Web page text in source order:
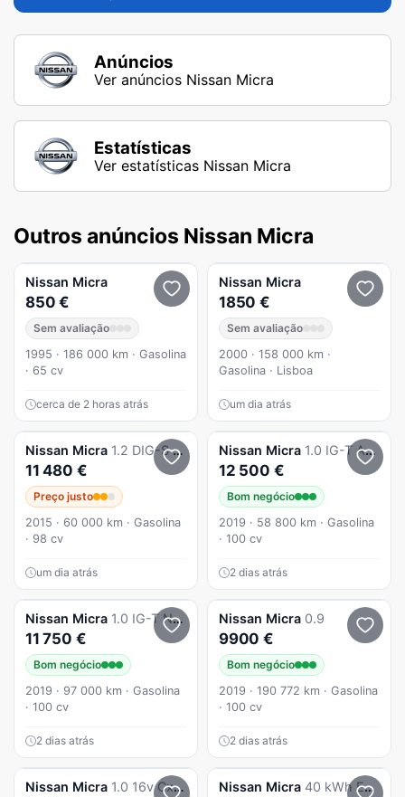
Anúncios
Ver anúncios Nissan Micra
Estatísticas
Ver estatísticas Nissan Micra
Outros anúncios Nissan Micra
Nissan Micra
850 €
Sem avaliação
1995 · 186 000 km · Gasolina
· 65 cv
cerca de 2 horas atrás
Nissan Micra
1850 €
Sem avaliação
2000 · 158 000 km ·
Gasolina · Lisboa
um dia atrás
Nissan Micra 1.2 DIG-S N-Tec CVT
11 480 €
Preço justo
2015 · 60 000 km · Gasolina
· 98 cv
um dia atrás
Nissan Micra 1.0 IG-T Acenta
12 500 €
Bom negócio
2019 · 58 800 km · Gasolina
· 100 cv
2 dias atrás
Nissan Micra 1.0 IG-T N-Connecta
11 750 €
Bom negócio
2019 · 97 000 km · Gasolina
· 100 cv
2 dias atrás
Nissan Micra 0.9
9900 €
Bom negócio
2019 · 190 772 km · Gasolina
· 100 cv
2 dias atrás
Nissan Micra 1.0 16v Cx. Automática 147000kms Nissan Micra 40 kWh Engage